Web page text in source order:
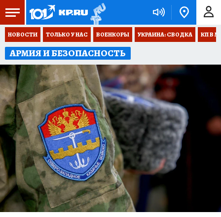
НОВОСТИ ТОЛЬКО У НАС ВОЕНКОРЫ УКРАИНА: СВОДКА КП В
АРМИЯ И БЕЗОПАСНОСТЬ